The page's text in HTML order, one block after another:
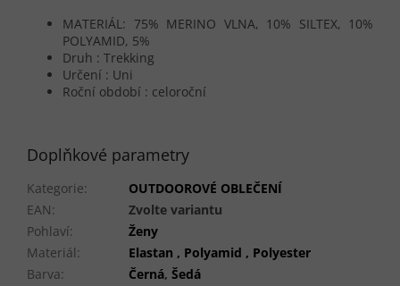
MATERIÁL: 75% MERINO VLNA, 10% SILTEX, 10%
POLYAMID, 5%
Druh : Trekking
Určení : Uni
Roční období : celoroční
Doplňkové parametry
Kategorie:
OUTDOOROVÉ OBLEČENÍ
EAN:
Zvolte variantu
Pohlaví:
Ženy
Materiál:
Elastan , Polyamid , Polyester
Barva: Černá, Šedá